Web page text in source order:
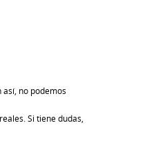
no podemos
Si tiene dudas,